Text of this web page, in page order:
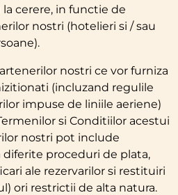
cerere, in functie de
nostri (hotelieri si / sau
nostri ce vor furniza
(incluzand regulile
impuse de liniile aeriene)
si Conditiilor acestui
nostri pot include
proceduri de plata,
ale rezervarilor si restituiri
ori restrictii de alta natura.